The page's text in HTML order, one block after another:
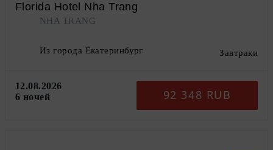
Florida Hotel Nha Trang
NHA TRANG
Из города Екатеринбург Завтраки
12.08.2026
6 ночей
92 348 RUB